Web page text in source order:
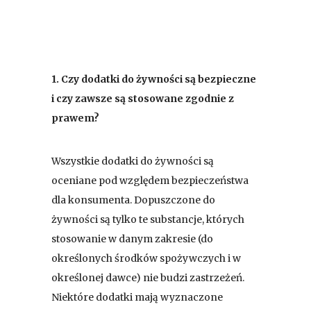
1. Czy dodatki do żywności są bezpieczne
i czy zawsze są stosowane zgodnie z
prawem?
Wszystkie dodatki do żywności są
oceniane pod względem bezpieczeństwa
dla konsumenta. Dopuszczone do
żywności są tylko te substancje, których
stosowanie w danym zakresie (do
określonych środków spożywczych i w
określonej dawce) nie budzi zastrzeżeń.
Niektóre dodatki mają wyznaczone